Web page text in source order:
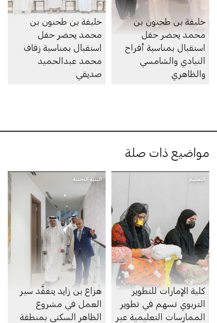
خليفة بن طحنون بن
محمد يحضر حفل
استقبال بمناسبة أفراح
النيادي والشامسي
والظاهري
خليفة بن طحنون بن
محمد يحضر حفل
استقبال بمناسبة زفاف
محمد عبدالحميد
صديقي
مواضيع ذات صلة
التعليم
كلية الإمارات للتطوير
التربوي تسهم في تطوير
الممارسات التعليمية عبر
البنية التحتية
هزاع بن زايد يتفقَّد سير
العمل في مشروع
الظاهر السكني بمنطقة